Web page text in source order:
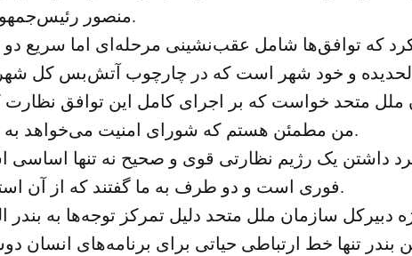
منصور رئیس‌جمهور یمن تشکر کرد.
که توافق‌ها شامل عقب‌نشینی مرحله‌ای اما سریع
ملل متحد خواست که بر اجرای کامل این توافق نظارت
من مطمئن هستم که شورای امنیت می‌خواهد به این نیاز توجه کند.
داشتن یک رژیم نظارتی قوی و صحیح نه تنها اساسی
فوری است و دو طرف به ما گفتند که از آن استقبال خواهند کرد.
دبیرکل سازمان ملل متحد دلیل تمرکز توجه‌ها به بندر
بندر تنها خط ارتباطی حیاتی برای برنامه‌های انسان